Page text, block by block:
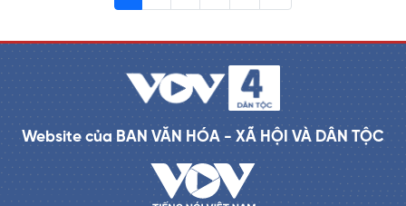
Website của BAN VĂN HÓA - XÃ HỘI VÀ DÂN TỘC